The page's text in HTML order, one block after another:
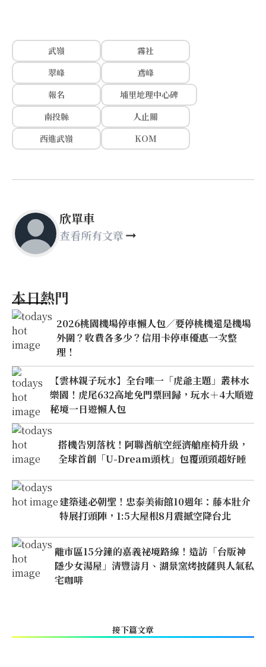
武嶺
霧社
翠峰
鳶峰
報名
埔里地理中心碑
南投縣
人止關
西進武嶺
KOM
欣單車
查看所有文章
本日熱門
2026桃園機場停車懶人包／要停桃機還是機場
外圍？收費各多少？信用卡停車優惠一次整
理！
【雲林親子玩水】全台唯一「虎爺主題」叢林水
樂園！虎尾632高地免門票回歸，玩水＋4大順遊
秘境一日遊懶人包
搭機告別落枕！阿聯酋航空經濟艙座椅升級，
全球首創「U-Dream頭枕」包覆頭頸超好睡
建築迷必朝聖！忠泰美術館10週年：藤本壯介
特展打頭陣，1:5大屋根8月震撼空降台北
離市區15分鐘的嘉義祕境路線！造訪「台版神
隱少女湯屋」清豐濤月、湖景窯烤披薩與人氣私
宅咖啡
接下篇文章